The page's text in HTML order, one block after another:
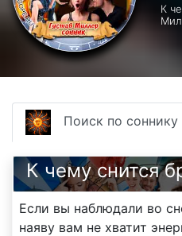
К
Поиск по соннику
К чему снится
Если вы наблюдали во
наяву вам не хватит